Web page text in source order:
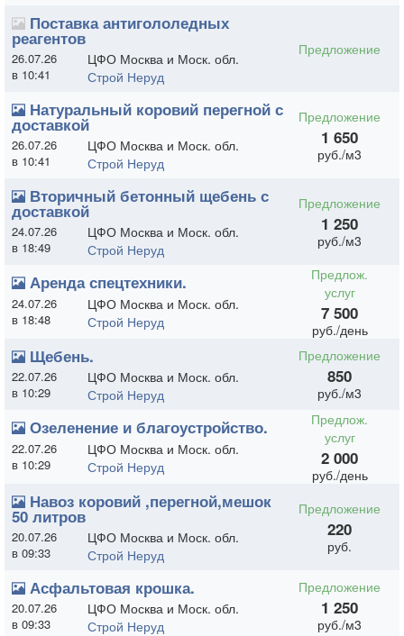
Поставка антигололедных
реагентов Предложение
26.07.26
в 10:41
ЦФО Москва и Моск. обл.
Строй Неруд
Натуральный коровий перегной с
доставкой Предложение
1 650
руб./м3
26.07.26
в 10:41
ЦФО Москва и Моск. обл.
Строй Неруд
Вторичный бетонный щебень с
доставкой Предложение
1 250
руб./м3
24.07.26
в 18:49
ЦФО Москва и Моск. обл.
Строй Неруд
Аренда спецтехники.
Предлож.
услуг
7 500
руб./день
24.07.26
в 18:48
ЦФО Москва и Моск. обл.
Строй Неруд
Щебень. Предложение
850
руб./м3
22.07.26
в 10:29
ЦФО Москва и Моск. обл.
Строй Неруд
Озеленение и благоустройство.
Предлож.
услуг
2 000
руб./день
22.07.26
в 10:29
ЦФО Москва и Моск. обл.
Строй Неруд
Навоз коровий ,перегной,мешок
50 литров Предложение
220
руб.
20.07.26
в 09:33
ЦФО Москва и Моск. обл.
Строй Неруд
Асфальтовая крошка. Предложение
1 250
руб./м3
20.07.26
в 09:33
ЦФО Москва и Моск. обл.
Строй Неруд